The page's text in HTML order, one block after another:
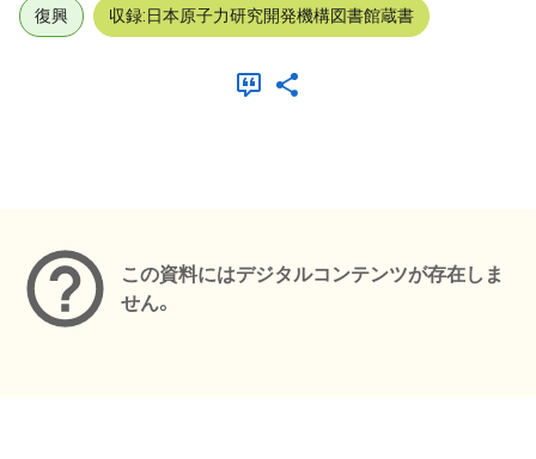
復興 収録:日本原子力研究開発機構図書館蔵書
この資料にはデジタルコンテンツが存在しま
せん。